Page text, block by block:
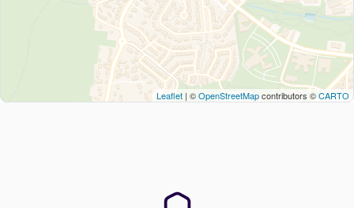
Leaflet | ©OpenStreetMapcontributors ©CARTO